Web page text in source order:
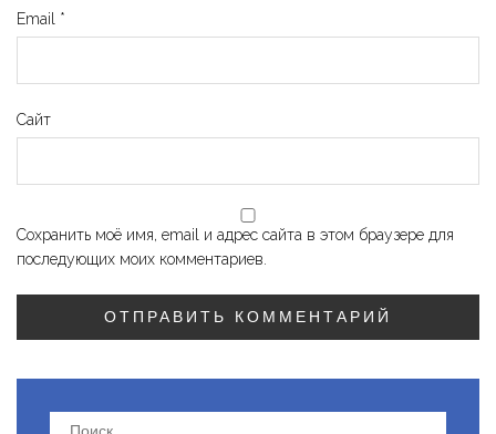
Email *
Сайт
Сохранить моё имя, email и адрес сайта в этом браузере для
последующих моих комментариев.
Найти: